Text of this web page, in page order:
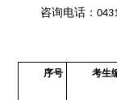
咨询电话：
序号 考生